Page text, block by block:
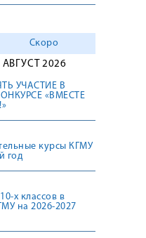
Скоро
2026
УЧАСТИЕ В
«ВМЕСТЕ
курсы КГМУ
год
х классов в
на 2026-2027